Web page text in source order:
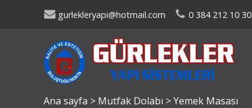
gurlekleryapi@hotmail.com 0 384 212 10 30
Ana sayfa > Mutfak Dolabı >Yemek Masası